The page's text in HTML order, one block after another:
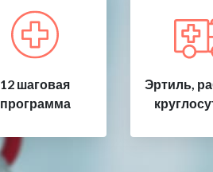
12 шаговая
программа
Эртиль,